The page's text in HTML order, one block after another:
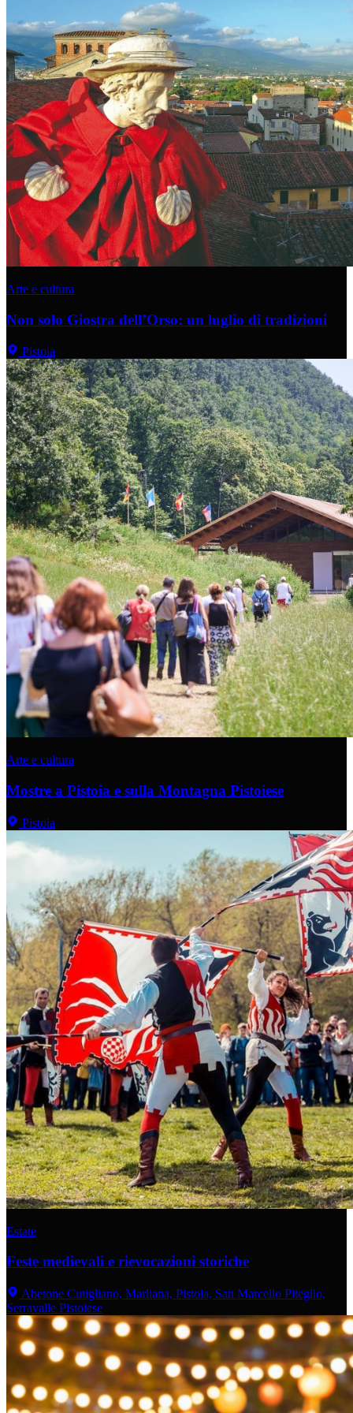
Arte e cultura
Non solo Giostra dell’Orso: un luglio di tradizioni
Pistoia
Arte e cultura
Mostre a Pistoia e sulla Montagna Pistoiese
Pistoia
Estate
Feste medievali e rievocazioni storiche
Abetone Cutigliano, Marliana, Pistoia, San Marcello Piteglio,
Serravalle Pistoiese